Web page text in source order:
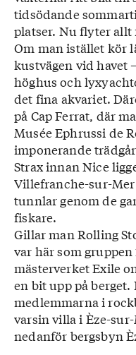
tidsödande
platser. Nu flyter allt
Om man istället kör
kustvägen vid havet
höghus och
det fina akvariet.
på Cap Ferrat, där
Musée Ephrussi de
imponerande
Strax innan Nice
Villefranche-sur-
tunnlar genom de
fiskare.
Gillar man Rolling
var här som gruppen
mästerverket Exile
en bit upp på berget.
medlemmarna i
varsin villa i Èze-
nedanför bergsbyn